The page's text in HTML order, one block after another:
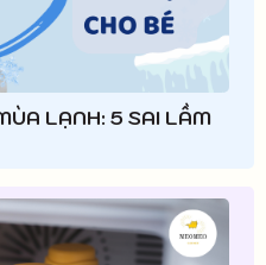
LẠNH: 5 SAI LẦM